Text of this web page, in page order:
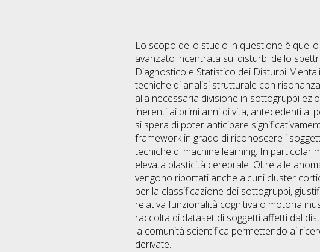
Lo scopo dello studio in questione è
avanzato incentrata sui disturbi dello
Diagnostico e Statistico dei Disturbi
tecniche di analisi strutturale con
alla necessaria divisione in sottogruppi
inerenti ai primi anni di vita, antecedenti al
si spera di poter anticipare
framework in grado di riconoscere i
tecniche di machine learning. In particolar
elevata plasticità cerebrale. Oltre alle
vengono riportati anche alcuni cluster
per la classificazione dei sottogruppi,
relativa funzionalità cognitiva o motoria
raccolta di dataset di soggetti affetti dal
la comunità scientifica permettendo ai
derivate.